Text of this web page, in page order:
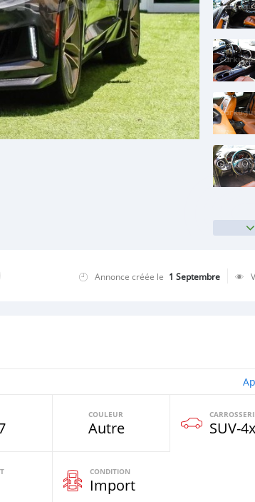
Annonce créée le 1 Septembre
COULEUR
Autre
CONDITION
Import